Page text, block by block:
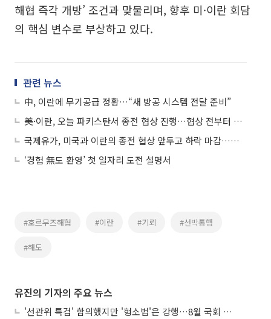
해협 즉각 개방’ 조건과 맞물리며, 향후 미·이란 회담
의 핵심 변수로 부상하고 있다.
관련 뉴스
中, 이란에 무기공급 정황…“새 방공 시스템 전달 준비”
美·이란, 오늘 파키스탄서 종전 협상 진행…협상 전부터 치열한 신경전 펼쳐
국제유가, 미국과 이란의 종전 협상 앞두고 하락 마감…WTI 1.33%↓
‘경험 無도 환영’ 첫 일자리 도전 설명서
#호르무즈해협 #이란 #기뢰 #선박통행
#해도
유진의 기자의 주요 뉴스
'선관위 특검' 합의했지만 '형소법'은 강행…8월 국회 '입법 2차전' 예고